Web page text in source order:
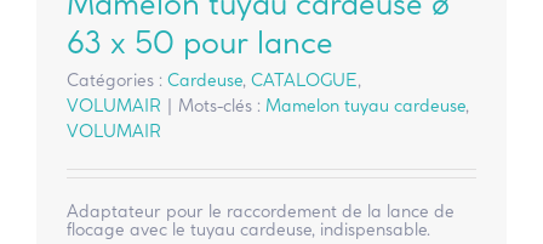
63 x 50 pour lance
Catégories : Cardeuse, CATALOGUE,
VOLUMAIR
Mots-clés : Mamelon tuyau cardeuse,
VOLUMAIR
Adaptateur pour le raccordement de la lance de
flocage avec le tuyau cardeuse, indispensable.